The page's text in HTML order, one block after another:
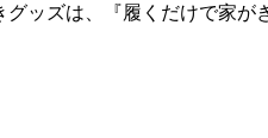
グッズは、『履くだけで家が